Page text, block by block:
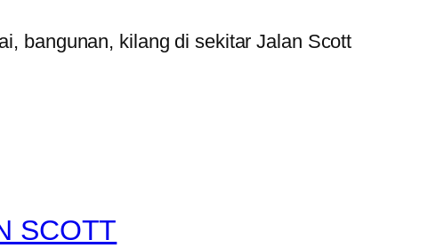
bangunan, kilang di sekitar Jalan Scott
SCOTT